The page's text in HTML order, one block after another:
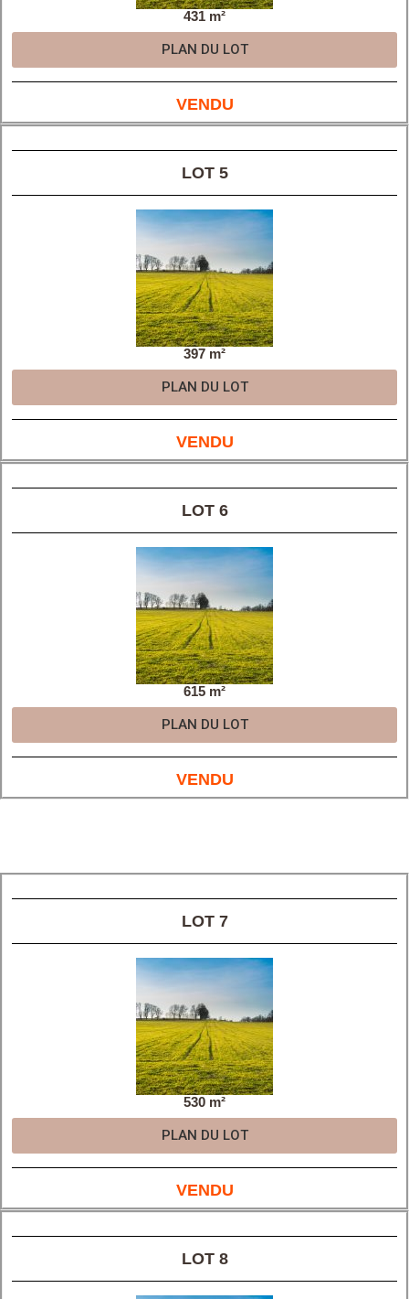
431 m²
PLAN DU LOT
VENDU
LOT 5
397 m²
PLAN DU LOT
VENDU
LOT 6
615 m²
PLAN DU LOT
VENDU
LOT 7
530 m²
PLAN DU LOT
VENDU
LOT 8